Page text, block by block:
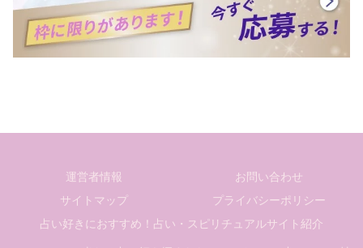
運営者情報
お問い合わせ
サイトマップ
プライバシーポリシー
占い好きにおすすめ！占い・スピリチュアルサイト紹介